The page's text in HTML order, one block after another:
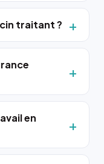
traitant ?
en